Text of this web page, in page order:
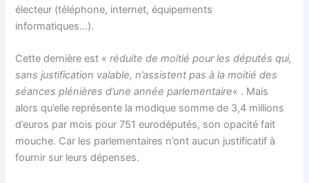
électeur (téléphone, internet, équipements
informatiques…).
Cette dernière est «réduite de moitié pour les députés qui,
sans justification valable, n’assistent pas à la moitié des
séances plénières d’une année parlementaire« . Mais
alors qu’elle représente la modique somme de 3,4 millions
d’euros par mois pour 751 eurodéputés, son opacité fait
mouche. Car les parlementaires n’ont aucun justificatif à
fournir sur leurs dépenses.